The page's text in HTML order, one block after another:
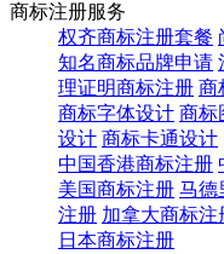
商标注册服务
权齐商标注册套餐
知名商标品牌申请
理证明商标注册 商
商标字体设计 商标
设计 商标卡通设计
中国香港商标注册
美国商标注册 马德
注册 加拿大商标注
日本商标注册